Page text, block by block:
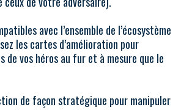
avec l’ensemble de l’écosystème
les cartes d’amélioration pour
de vos héros au fur et à mesure que le
de façon stratégique pour manipuler